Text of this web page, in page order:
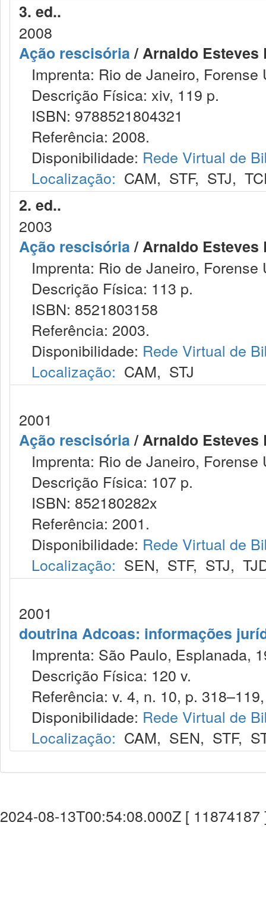
3. ed..
2008
Ação rescisória/ Arnaldo Esteves
Imprenta: Rio de Janeiro, Forense
Descrição Física: xiv, 119 p.
ISBN: 9788521804321
Referência: 2008.
Disponibilidade: Rede Virtual de
Localização: CAM, STF, STJ,
2. ed..
2003
Ação rescisória/ Arnaldo Esteves
Imprenta: Rio de Janeiro, Forense
Descrição Física: 113 p.
ISBN: 8521803158
Referência: 2003.
Disponibilidade: Rede Virtual de
Localização: CAM, STJ
2001
Ação rescisória/ Arnaldo Esteves
Imprenta: Rio de Janeiro, Forense
Descrição Física: 107 p.
ISBN: 852180282x
Referência: 2001.
Disponibilidade: Rede Virtual de
Localização: SEN, STF, STJ,
2001
doutrina Adcoas: informações
Imprenta: São Paulo, Esplanada,
Descrição Física: 120 v.
Referência: v. 4, n. 10, p.
Disponibilidade: Rede Virtual de
Localização: CAM, SEN, STF,
2024-08-13T00:54:08.000Z [ 11874187